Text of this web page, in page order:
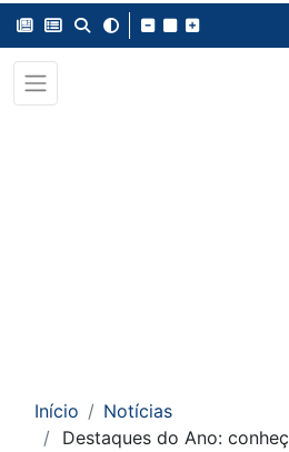
Início
Notícias
Destaques do Ano: